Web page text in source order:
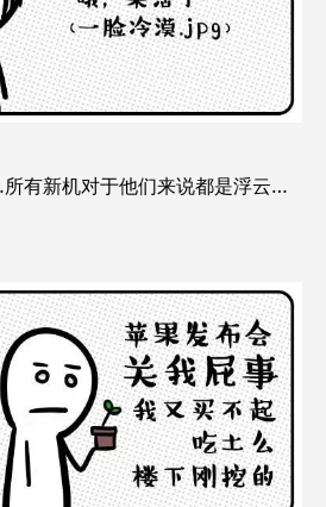
有新机对于他们来说都是浮云…